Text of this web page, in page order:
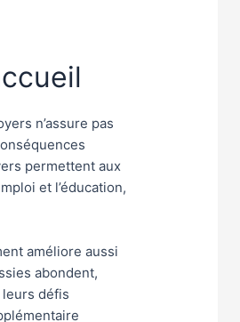
n’assure pas
permettent aux
et l’éducation,
améliore aussi
abondent,
défis